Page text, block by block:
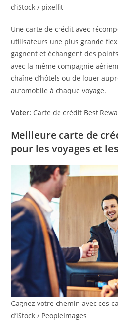
d’iStock / pixelfit
Une carte de crédit avec
utilisateurs une plus grande
gagnent et échangent des
avec la même compagnie
chaîne d’hôtels ou de louer
automobile à chaque voyage.
Voter: Carte de crédit Best
Meilleure carte de
pour les voyages et
Gagnez votre chemin avec ces
d’iStock / PeopleImages